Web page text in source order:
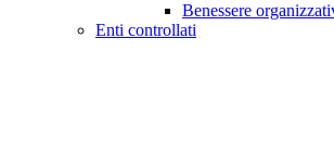
Benessere
Enti controllati